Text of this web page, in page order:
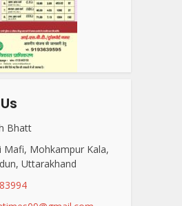
Bhatt
Mafi, Mohkampur Kala,
Uttarakhand